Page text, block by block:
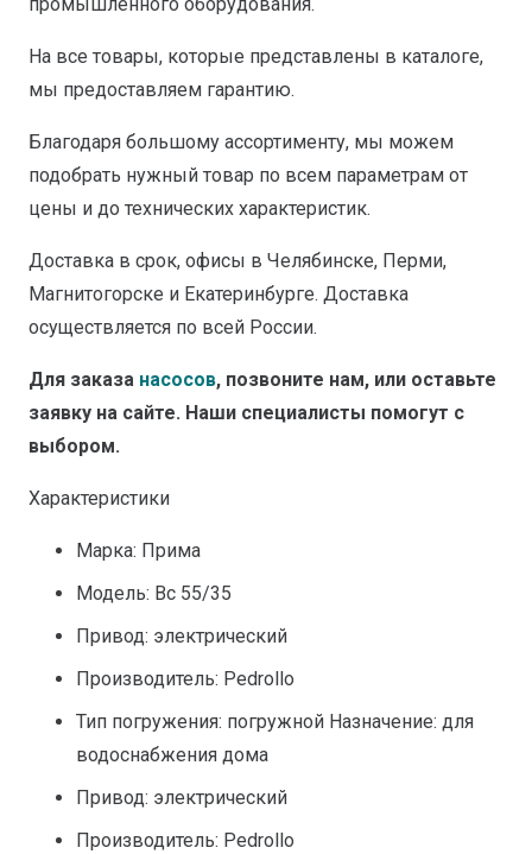
На все товары, которые представлены в каталоге,
мы предоставляем гарантию.
Благодаря большому ассортименту, мы можем
подобрать нужный товар по всем параметрам от
цены и до технических характеристик.
Доставка в срок, офисы в Челябинске, Перми,
Магнитогорске и Екатеринбурге. Доставка
осуществляется по всей России.
Для заказа насосов, позвоните нам, или оставьте
заявку на сайте. Наши специалисты помогут с
выбором.
Характеристики
Марка: Прима
Модель: Bc 55/35
Привод: электрический
Производитель: Pedrollo
Тип погружения: погружной Назначение: для
водоснабжения дома
Привод: электрический
Производитель: Pedrollo